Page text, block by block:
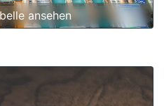
ansehen